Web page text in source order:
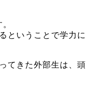
ということで学力に
てきた外部生は、頭